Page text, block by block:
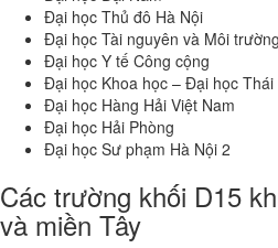
Đại học Thủ đô Hà Nội
Đại học Tài nguyên và Môi
Đại học Y tế Công cộng
Đại học Khoa học – Đại học Thái
Đại học Hàng Hải Việt Nam
Đại học Hải Phòng
Đại học Sư phạm Hà Nội 2
Các trường khối D15
và miền Tây